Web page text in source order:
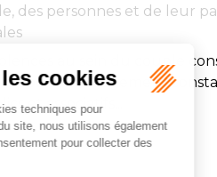
des personnes et de leur
au sein du couple
appelle l'engagement
et associatifs...